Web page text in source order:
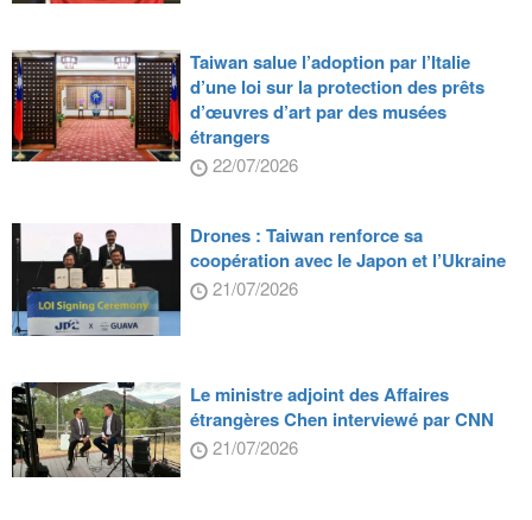
Taiwan salue l’adoption par l’Italie
d’une loi sur la protection des prêts
d’œuvres d’art par des musées
étrangers
22/07/2026
Drones : Taiwan renforce sa
coopération avec le Japon et l’Ukraine
21/07/2026
Le ministre adjoint des Affaires
étrangères Chen interviewé par CNN
21/07/2026